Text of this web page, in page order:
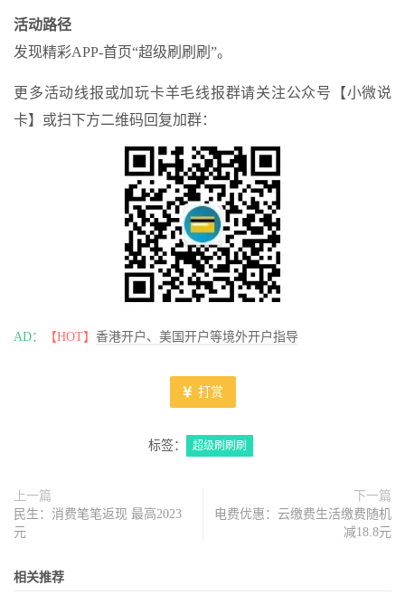
活动路径
发现精彩APP-首页“超级刷刷刷”。
更多活动线报或加玩卡羊毛线报群请关注公众号【小微说
卡】或扫下方二维码回复加群：
AD： 【HOT】 香港开户、美国开户等境外开户指导
打赏
标签： 超级刷刷刷
上一篇
民生：消费笔笔返现 最高2023
元
下一篇
电费优惠：云缴费生活缴费随机
减18.8元
相关推荐